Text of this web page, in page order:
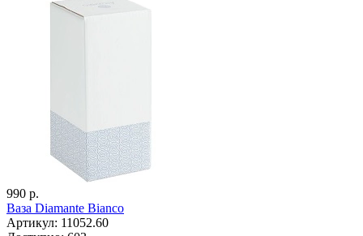
990 р.
Ваза Diamante Bianco
Артикул: 11052.60